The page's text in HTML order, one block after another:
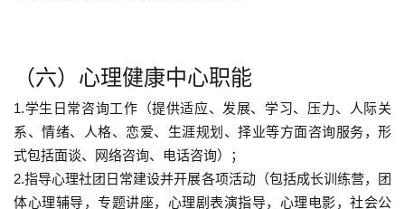
（六）心理健康中心职能
1.学生日常咨询工作（提供适应、发展、学习、压力、人际关
系、情绪、人格、恋爱、生涯规划、择业等方面咨询服务，形
式包括面谈、网络咨询、电话咨询）；
2.指导心理社团日常建设并开展各项活动（包括成长训练营，团
体心理辅导，专题讲座，心理剧表演指导，心理电影，社会公